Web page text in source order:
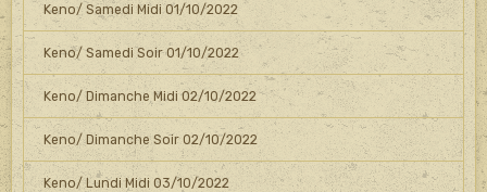
Keno/ Samedi Midi 01/10/2022
Keno/ Samedi Soir 01/10/2022
Keno/ Dimanche Midi 02/10/2022
Keno/ Dimanche Soir 02/10/2022
Keno/ Lundi Midi 03/10/2022